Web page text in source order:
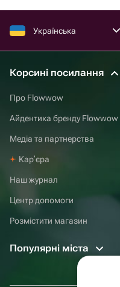
Українська
Корсині посилання
Про Flowwow
Айдентика бренду Flowwow
Медіа та партнерства
Карʼєра
Наш журнал
Центр допомоги
Розмістити магазин
Популярні міста